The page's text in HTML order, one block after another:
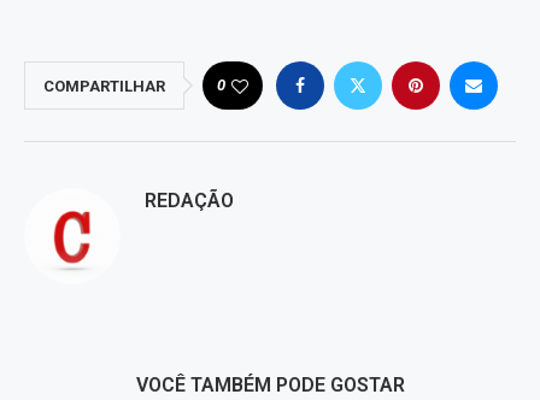
COMPARTILHAR 0
REDAÇÃO
VOCÊ TAMBÉM PODE GOSTAR